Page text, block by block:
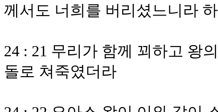
께서도 너희를 버리셨느니라
24 : 21 무리가 함께 꾀하고 왕
돌로 쳐죽였더라